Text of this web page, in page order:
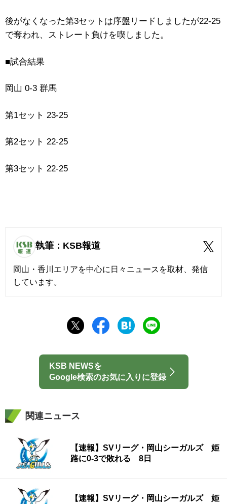
後がなくなった第3セットは序盤リードしましたが22-25
で奪われ、ストレート負けを喫しました。
■試合結果
岡山 0-3 群馬
第1セット 23-25
第2セット 22-25
第3セット 22-25
執筆：KSB報道
岡山・香川エリアを中心に日々ニュースを取材、発信
しています。
KSB NEWSを
Google検索のお気に入りに登録
関連ニュース
【速報】SVリーグ・岡山シーガルズ 姫
路に0-3で敗れる 8日
【速報】SVリーグ・岡山シーガルズ 姫